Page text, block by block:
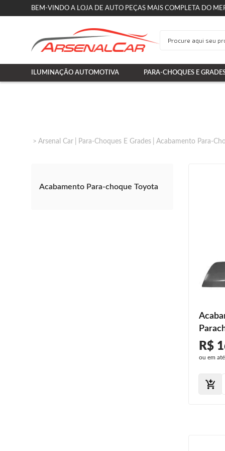
BEM-VINDO A LOJA DE AUTO PEÇAS MAIS COMPLETA DO
ILUMINAÇÃO AUTOMOTIVA PARA-CHOQUES E
Arsenal Car Para-Choques E Grades Acabamento Para-
Acabamento Para-choque Toyota
2020
R$
ou em até